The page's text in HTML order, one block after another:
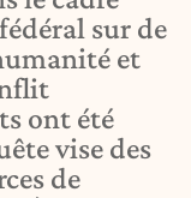
sur de
et
ont été
vise des
de